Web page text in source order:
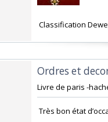
Classification
‎Ordres et
‎Livre de paris -
Très bon état